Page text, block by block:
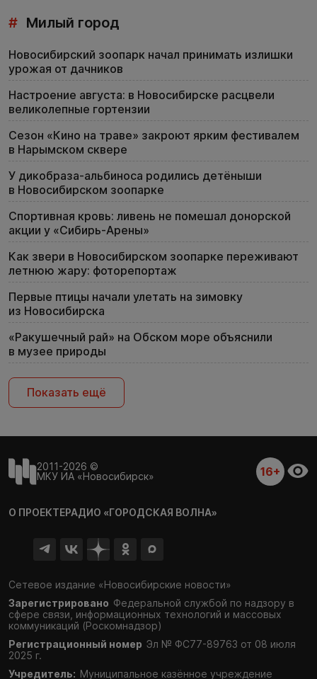
# Милый город
Новосибирский зоопарк начал принимать излишки
урожая от дачников
Настроение августа: в Новосибирске расцвели
великолепные гортензии
Сезон «Кино на траве» закроют ярким фестивалем
в Нарымском сквере
У дикобраза-альбиноса родились детёныши
в Новосибирском зоопарке
Спортивная кровь: ливень не помешал донорской
акции у «Сибирь-Арены»
Как звери в Новосибирском зоопарке переживают
летнюю жару: фоторепортаж
Первые птицы начали улетать на зимовку
из Новосибирска
«Ракушечный рай» на Обском море объяснили
в музее природы
Показать ещё
2011-2026 ©
МКУ ИА «Новосибирск»
16+
О ПРОЕКТЕРАДИО «ГОРОДСКАЯ ВОЛНА»
Сетевое издание «Новосибирские новости»
Зарегистрировано Федеральной службой по надзору в
сфере связи, информационных технологий и массовых
коммуникаций (Роскомнадзор)
Регистрационный номер Эл № ФС77-89763 от 08 июля
2025 г.
Учредитель: Муниципальное казённое учреждение